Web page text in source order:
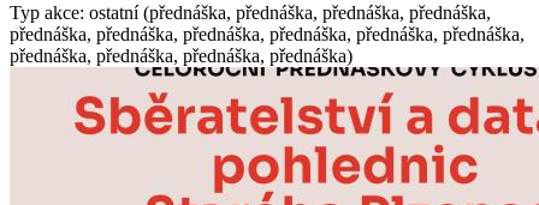
Typ akce: ostatní (přednáška, přednáška, přednáška, přednáška,
přednáška, přednáška, přednáška, přednáška, přednáška, přednáška,
přednáška, přednáška, přednáška, přednáška)